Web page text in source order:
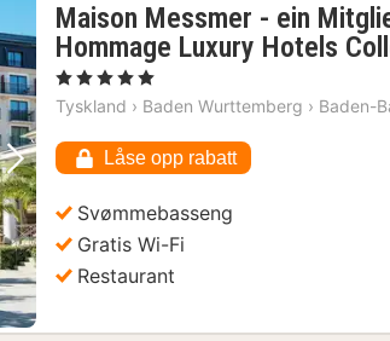
Neste bilde
Maison Messmer - ein
Hommage Luxury Hotels
, 5 Stjerner
Tyskland › Baden Wurttemberg › Baden-
Låse opp rabatt
Svømmebasseng
Gratis Wi-Fi
Restaurant